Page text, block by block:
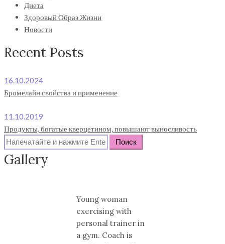
Диета
Здоровый Образ Жизни
Новости
Recent Posts
16.10.2024
Бромелайн свойства и применение
11.10.2019
Продукты, богатые кверцетином, повышают выносливость
Search
for:
Gallery
Young woman
exercising with
personal trainer in
a gym. Coach is